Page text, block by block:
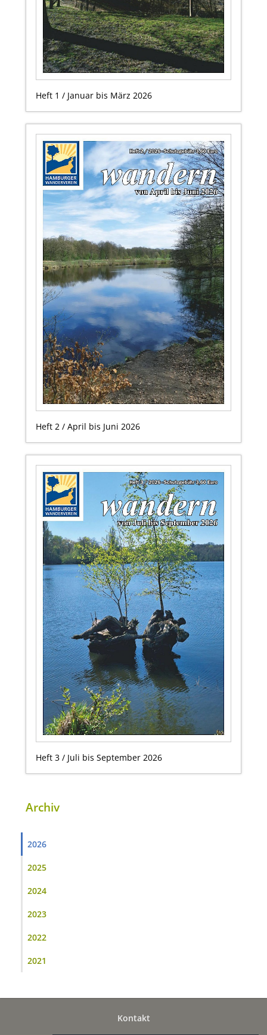
Heft 1 / Januar bis März 2026
Heft 2 / April bis Juni 2026
Heft 3 / Juli bis September 2026
Archiv
2026
2025
2024
2023
2022
2021
Kontakt